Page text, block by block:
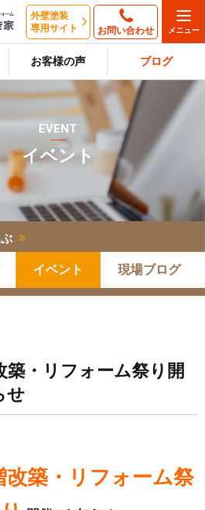
外壁塗装
専用サイト
お問い合わせ
お客様の声 ブログ
EVENT
イベント
イベント 現場ブログ
築・リフォーム祭り開
せ
改築・リフォーム祭